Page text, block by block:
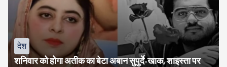
देश
शनिवार को होगा अतीक का बेटा अबान सुपुर्दे-खाक, शाइस्ता पर